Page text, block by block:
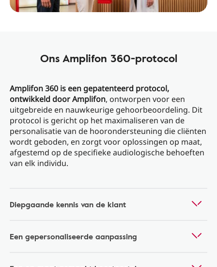
Ons Amplifon 360-protocol
Amplifon 360 is een gepatenteerd protocol,
ontwikkeld door Amplifon, ontworpen voor een
uitgebreide en nauwkeurige gehoorbeoordeling. Dit
protocol is gericht op het maximaliseren van de
personalisatie van de hoorondersteuning die cliënten
wordt geboden, en zorgt voor oplossingen op maat,
afgestemd op de specifieke audiologische behoeften
van elk individu.
Diepgaande kennis van de klant
Een gepersonaliseerde aanpassing